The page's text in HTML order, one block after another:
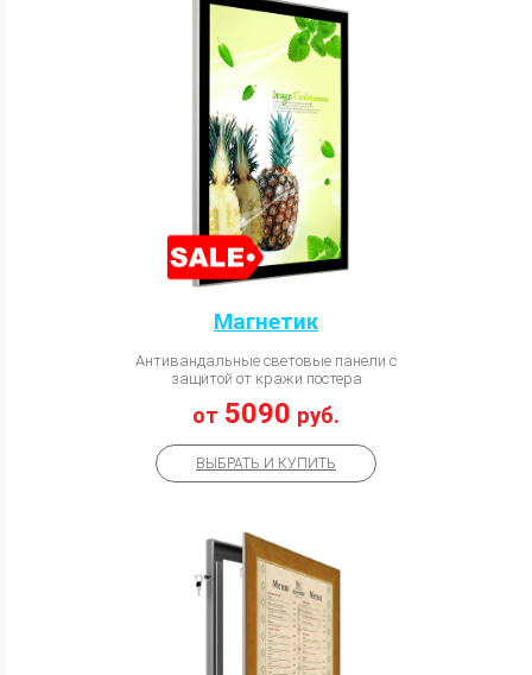
Магнетик
Антивандальные световые панели с
защитой от кражи постера
от 5090 руб.
ВЫБРАТЬ И КУПИТЬ